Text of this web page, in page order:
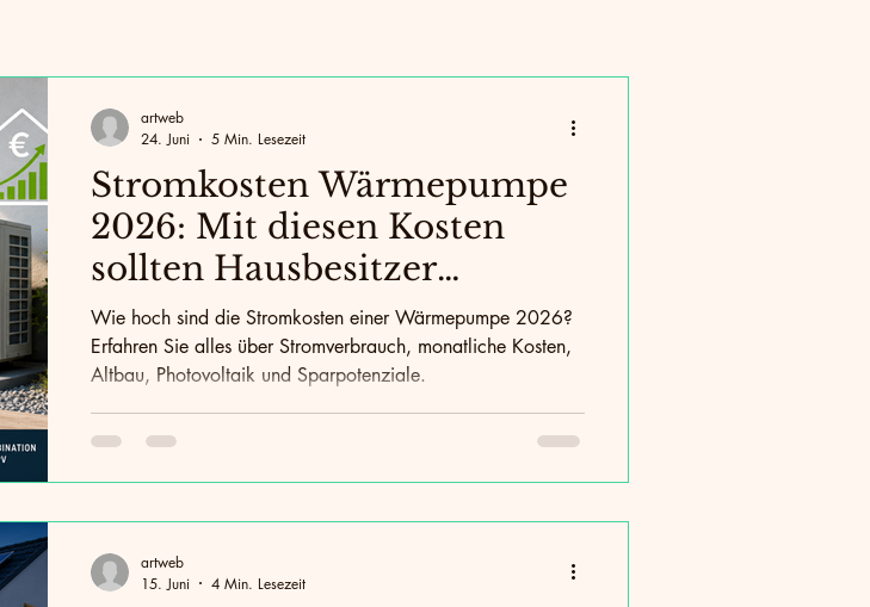
CO2-Reduktion
Stromkosten Wärmepumpe
2026: Mit diesen Kosten
sollten Hausbesitzer
rechnen
Wie hoch sind die Stromkosten einer Wärmepumpe 2026?
Erfahren Sie alles über Stromverbrauch, monatliche Kosten,
Altbau, Photovoltaik und Sparpotenziale.
artweb
24. Juni
5 Min. Lesezeit
artweb
15. Juni
4 Min. Lesezeit